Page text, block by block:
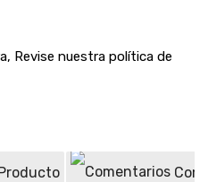
Revise nuestra política de